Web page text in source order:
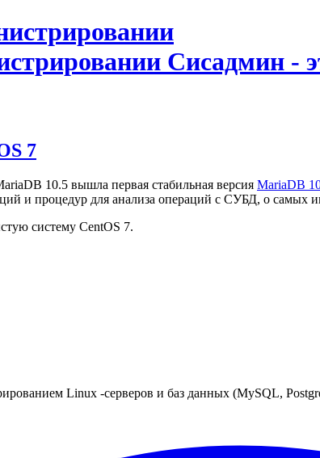
Сисадмин -
7
10.5 вышла первая стабильная версия MariaDB
и процедур для анализа операций с СУБД, о самых
систему CentOS 7.
Linux -серверов и баз данных (MySQL,